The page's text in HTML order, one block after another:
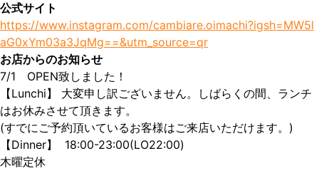
公式サイト
https://www.instagram.com/cambiare.oimachi?igsh=MW5l
aG0xYm03a3JqMg==&utm_source=qr
お店からのお知らせ
7/1　OPEN致しました！
【Lunchi】 大変申し訳ございません。しばらくの間、ランチ
はお休みさせて頂きます。
(すでにご予約頂いているお客様はご来店いただけます。)
【Dinner】  18:00-23:00(LO22:00)
木曜定休